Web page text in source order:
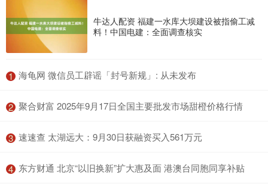
牛达人配资 福建一水库大坝建设被指偷工减
料！中国电建：全面调查核实
1 ​海龟网 微信员工辟谣「封号新规」: 从未发布
2 ​聚合财富 2025年9月17日全国主要批发市场甜橙价格行情
3 ​速速查 太湖远大：9月30日获融资买入561万元
4 ​东方财通 北京“以旧换新”扩大惠及面 港澳台同胞同享补贴